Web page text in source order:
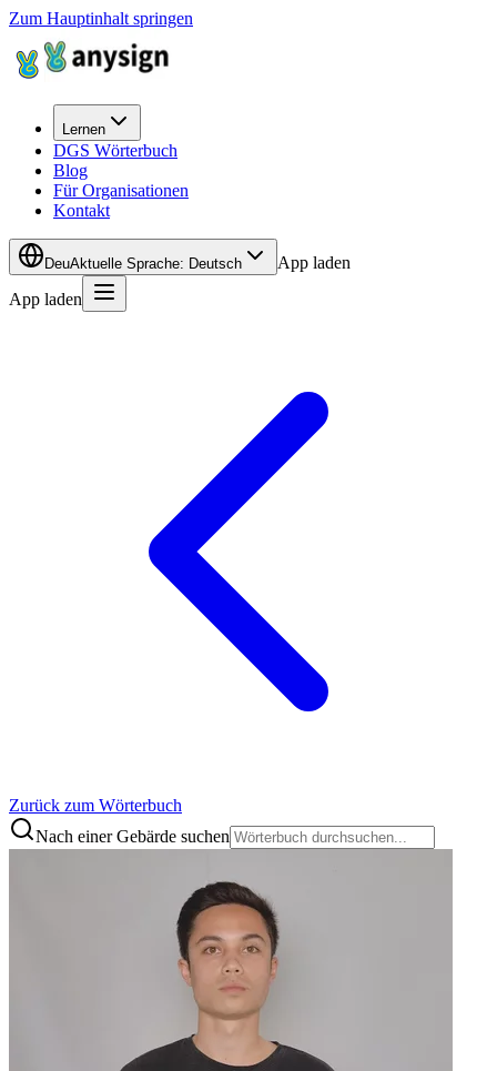
Zum Hauptinhalt springen
Lernen
DGS Wörterbuch
Blog
Für Organisationen
Kontakt
DeuAktuelle Sprache: Deutsch
App laden
App laden
Zurück zum Wörterbuch
Nach einer Gebärde suchen